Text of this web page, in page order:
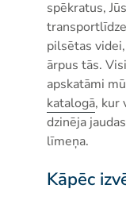
spēkratus,
pilsētas
ārpus tās.
apskatāmi
katalogā, kur
dzinēja
līmeņa.
Kāpēc